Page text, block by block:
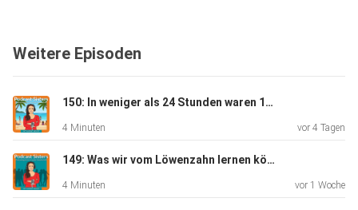
Tipps. Es liegt nicht an deinem Willen. Vielleicht liegt es an
In dieser Folge erfährst du:
Weitere Episoden
150: In weniger als 24 Stunden waren 10 Jahre weg
4 Minuten vor 4 Tagen
149: Was wir vom Löwenzahn lernen können
4 Minuten vor 1 Woche